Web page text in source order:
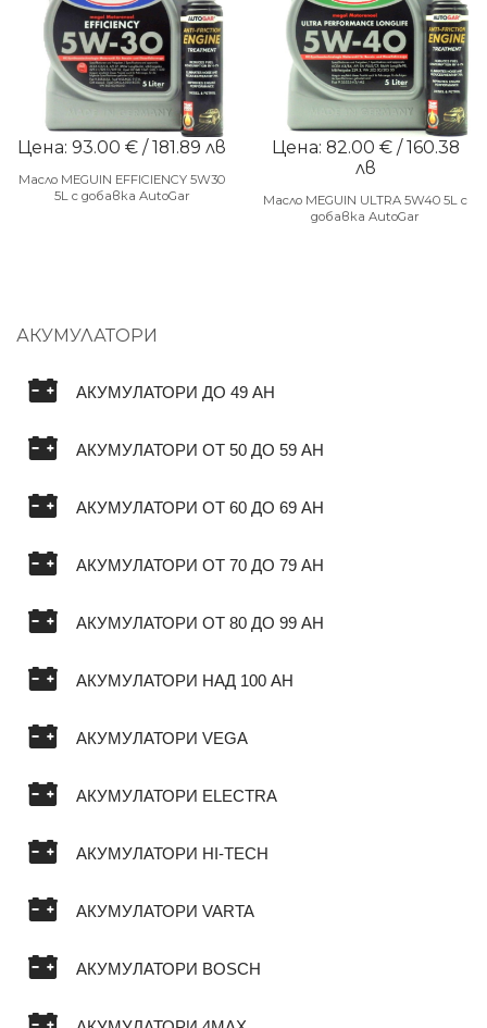
Цена: 93.00 € / 181.89 лв
Масло MEGUIN EFFICIENCY 5W30
5L с добавка AutoGar
Цена: 82.00 € / 160.38
лв
Масло MEGUIN ULTRA 5W40 5L с
добавка AutoGar
АКУМУЛАТОРИ
АКУМУЛАТОРИ ДО 49 AH
АКУМУЛАТОРИ ОТ 50 ДО 59 AH
АКУМУЛАТОРИ ОТ 60 ДО 69 AH
АКУМУЛАТОРИ ОТ 70 ДО 79 AH
АКУМУЛАТОРИ ОТ 80 ДО 99 AH
АКУМУЛАТОРИ НАД 100 AH
АКУМУЛАТОРИ VEGA
АКУМУЛАТОРИ ELECTRA
АКУМУЛАТОРИ HI-TECH
АКУМУЛАТОРИ VARTA
АКУМУЛАТОРИ BOSCH